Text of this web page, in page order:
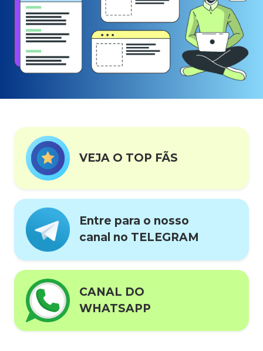
VEJA O TOP FÃS
Entre para o nosso
canal no TELEGRAM
CANAL DO
WHATSAPP